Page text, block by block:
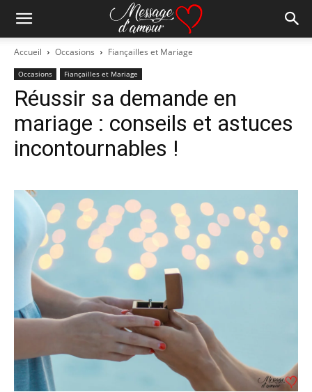
Accueil Occasions Fiançailles et Mariage
Occasions Fiançailles et Mariage
Réussir sa demande en
mariage : conseils et astuces
incontournables !